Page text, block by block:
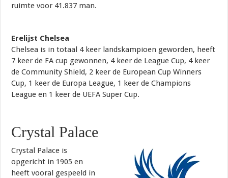
ruimte voor 41.837 man.
Erelijst Chelsea
Chelsea is in totaal 4 keer landskampioen geworden, heeft
7 keer de FA cup gewonnen, 4 keer de League Cup, 4 keer
de Community Shield, 2 keer de European Cup Winners
Cup, 1 keer de Europa League, 1 keer de Champions
League en 1 keer de UEFA Super Cup.
Crystal Palace
Crystal Palace is
opgericht in 1905 en
heeft vooral gespeeld in